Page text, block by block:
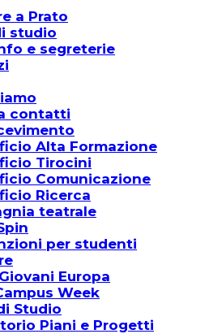
a Prato
studio
e segreterie
contatti
Alta Formazione
Tirocini
Comunicazione
Ricerca
teatrale
per studenti
Europa
Week
Studio
Piani e Progetti